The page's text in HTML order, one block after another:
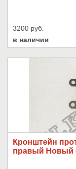
3200 руб.
в наличии
Кронштейн
правый Новый